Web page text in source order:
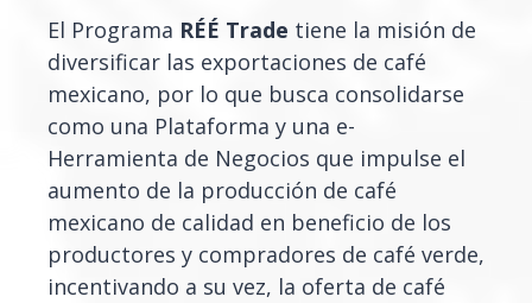
El Programa RÉÉ Trade tiene la misión de
diversificar las exportaciones de café
mexicano, por lo que busca consolidarse
como una Plataforma y una e-
Herramienta de Negocios que impulse el
aumento de la producción de café
mexicano de calidad en beneficio de los
productores y compradores de café verde,
incentivando a su vez, la oferta de café